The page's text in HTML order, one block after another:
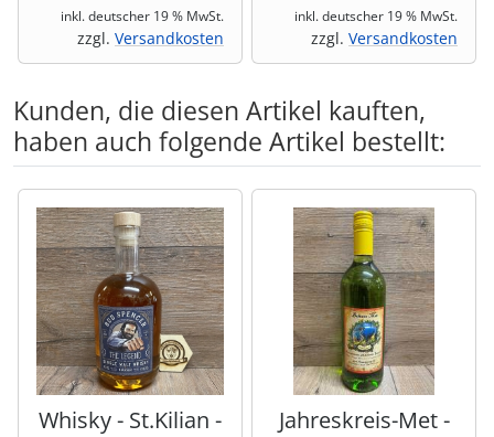
inkl. deutscher 19 % MwSt.
zzgl. Versandkosten
inkl. deutscher 19 % MwSt.
zzgl. Versandkosten
Kunden, die diesen Artikel kauften,
haben auch folgende Artikel bestellt:
Es folgt ein Produktslider - navigieren Sie mit der Tab-
Whisky - St.Kilian -
Jahreskreis-Met -